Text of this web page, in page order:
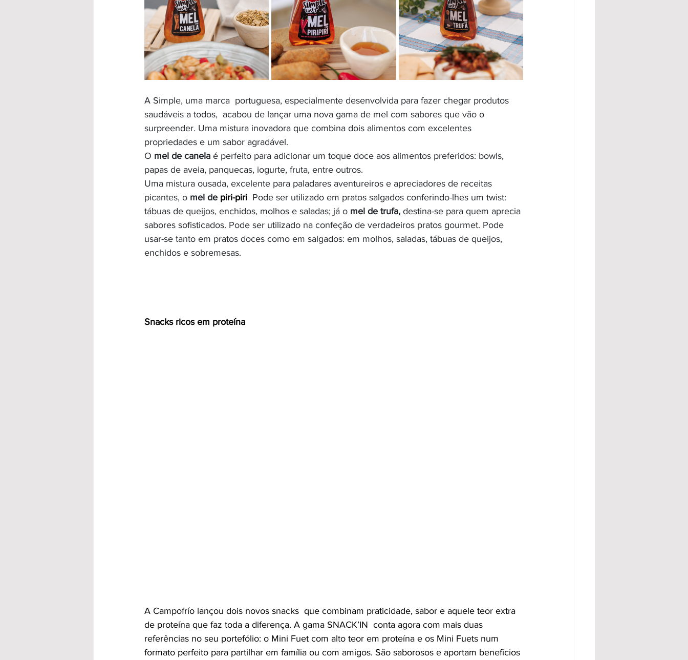
A Simple, uma marca  portuguesa, especialmente desenvolvida para fazer chegar produtos
saudáveis a todos,  acabou de lançar uma nova gama de mel com sabores que vão o
surpreender. Uma mistura inovadora que combina dois alimentos com excelentes
propriedades e um sabor agradável.
O mel de canela é perfeito para adicionar um toque doce aos alimentos preferidos: bowls,
papas de aveia, panquecas, iogurte, fruta, entre outros.
Uma mistura ousada, excelente para paladares aventureiros e apreciadores de receitas
picantes, o mel de piri-piri
  Pode ser utilizado em pratos salgados conferindo-lhes um twist:
tábuas de queijos, enchidos, molhos e saladas; já o mel de trufa, destina-se para quem aprecia
sabores sofisticados. Pode ser utilizado na confeção de verdadeiros pratos gourmet. Pode
usar-se tanto em pratos doces como em salgados: em molhos, saladas, tábuas de queijos,
enchidos e sobremesas.
Snacks ricos em proteína
A Campofrío lançou dois novos snacks  que combinam praticidade, sabor e aquele teor extra
de proteína que faz toda a diferença. A gama SNACK’IN  conta agora com mais duas
referências no seu portefólio: o Mini Fuet com alto teor em proteína e os Mini Fuets num
formato perfeito para partilhar em família ou com amigos. São saborosos e aportam benefícios